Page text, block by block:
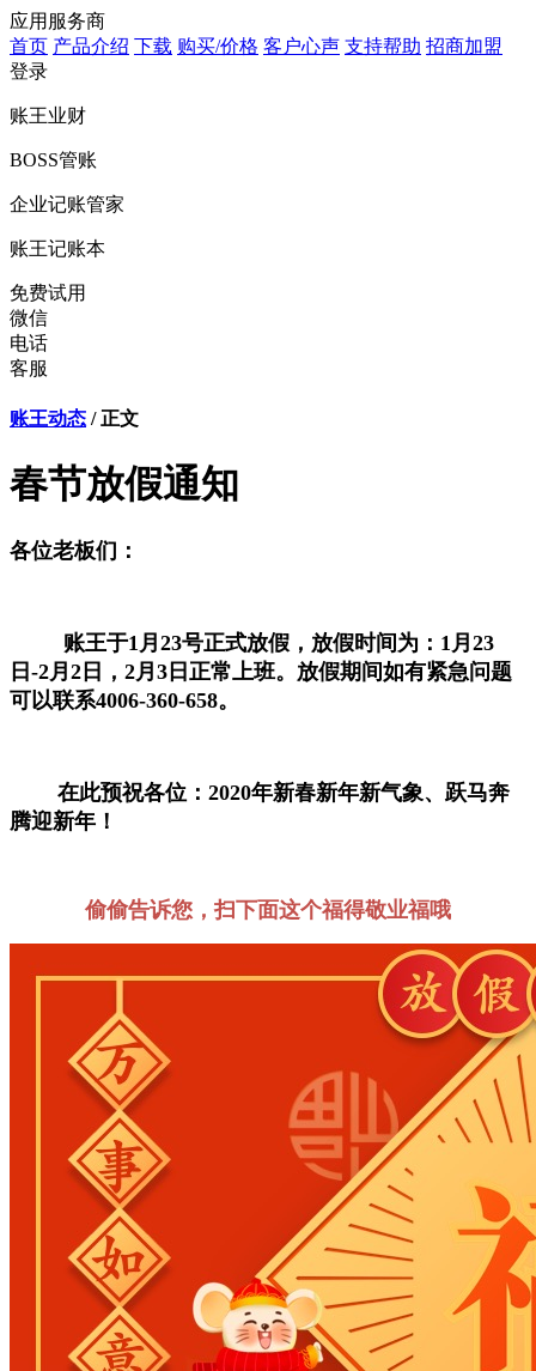
应用服务商
首页 产品介绍 下载 购买/价格 客户心声 支持帮助 招商加盟
登录
账王业财
BOSS管账
企业记账管家
账王记账本
免费试用
微信
电话
客服
账王动态 / 正文
春节放假通知
各位老板们：
账王于1月23号正式放假，放假时间为：1月23
日-2月2日，2月3日正常上班。放假期间如有紧急问题
可以联系4006-360-658。
在此预祝各位：2020年新春新年新气象、跃马奔
腾迎新年！
偷偷告诉您，扫下面这个福得敬业福哦